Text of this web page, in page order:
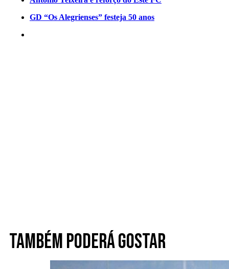
GD “Os Alegrienses” festeja 50 anos
Também poderá gostar